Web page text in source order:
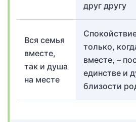
друг другу
Вся семья
вместе,
так и душа
на месте
только,
вместе, –
единстве и
близости